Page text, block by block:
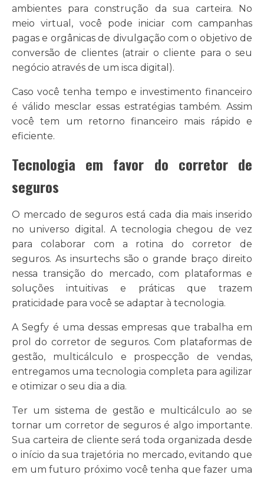
ambientes para construção da sua carteira. No
meio virtual, você pode iniciar com campanhas
pagas e orgânicas de divulgação com o objetivo de
conversão de clientes (atrair o cliente para o seu
negócio através de um isca digital).
Caso você tenha tempo e investimento financeiro
é válido mesclar essas estratégias também. Assim
você tem um retorno financeiro mais rápido e
eficiente.
Tecnologia em favor do corretor de
seguros
O mercado de seguros está cada dia mais inserido
no universo digital. A tecnologia chegou de vez
para colaborar com a rotina do corretor de
seguros. As insurtechs são o grande braço direito
nessa transição do mercado, com plataformas e
soluções intuitivas e práticas que trazem
praticidade para você se adaptar à tecnologia.
A Segfy é uma dessas empresas que trabalha em
prol do corretor de seguros. Com plataformas de
gestão, multicálculo e prospecção de vendas,
entregamos uma tecnologia completa para agilizar
e otimizar o seu dia a dia.
Ter um sistema de gestão e multicálculo ao se
tornar um corretor de seguros é algo importante.
Sua carteira de cliente será toda organizada desde
o início da sua trajetória no mercado, evitando que
em um futuro próximo você tenha que fazer uma